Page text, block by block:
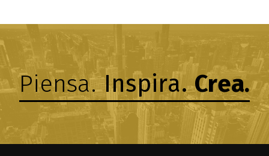
Piensa.Inspira.Crea.